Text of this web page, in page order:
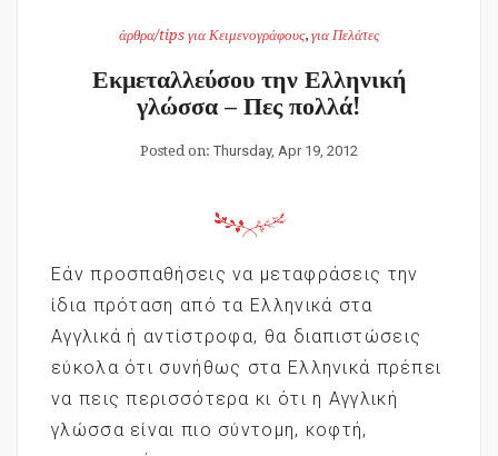
άρθρα/tips για Κειμενογράφους, για Πελάτες
Εκμεταλλεύσου την Ελληνική
γλώσσα – Πες πολλά!
Posted on: Thursday, Apr 19, 2012
Εάν προσπαθήσεις να μεταφράσεις την
ίδια πρόταση από τα Ελληνικά στα
Αγγλικά ή αντίστροφα, θα διαπιστώσεις
εύκολα ότι συνήθως στα Ελληνικά πρέπει
να πεις περισσότερα κι ότι η Αγγλική
γλώσσα είναι πιο σύντομη, κοφτή,